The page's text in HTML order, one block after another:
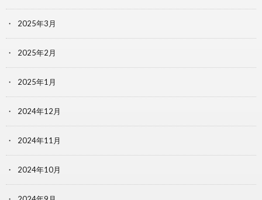
2025年3月
2025年2月
2025年1月
2024年12月
2024年11月
2024年10月